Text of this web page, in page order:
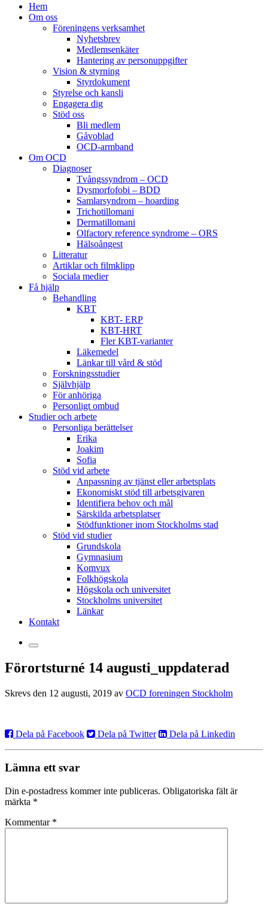
Hem
Om oss
Föreningens verksamhet
Nyhetsbrev
Medlemsenkäter
Hantering av personuppgifter
Vision & styrning
Styrdokument
Styrelse och kansli
Engagera dig
Stöd oss
Bli medlem
Gåvoblad
OCD-armband
Om OCD
Diagnoser
Tvångssyndrom – OCD
Dysmorfofobi – BDD
Samlarsyndrom – hoarding
Trichotillomani
Dermatillomani
Olfactory reference syndrome – ORS
Hälsoångest
Litteratur
Artiklar och filmklipp
Sociala medier
Få hjälp
Behandling
KBT
KBT- ERP
KBT-HRT
Fler KBT-varianter
Läkemedel
Länkar till vård & stöd
Forskningsstudier
Självhjälp
För anhöriga
Personligt ombud
Studier och arbete
Personliga berättelser
Erika
Joakim
Sofia
Stöd vid arbete
Anpassning av tjänst eller arbetsplats
Ekonomiskt stöd till arbetsgivaren
Identifiera behov och mål
Särskilda arbetsplatser
Stödfunktioner inom Stockholms stad
Stöd vid studier
Grundskola
Gymnasium
Komvux
Folkhögskola
Högskola och universitet
Stockholms universitet
Länkar
Kontakt
Förortsturné 14 augusti_uppdaterad
Skrevs den 12 augusti, 2019 av OCD foreningen Stockholm
Dela på Facebook Dela på Twitter Dela på Linkedin
Lämna ett svar
Din e-postadress kommer inte publiceras. Obligatoriska fält är
märkta *
Kommentar *